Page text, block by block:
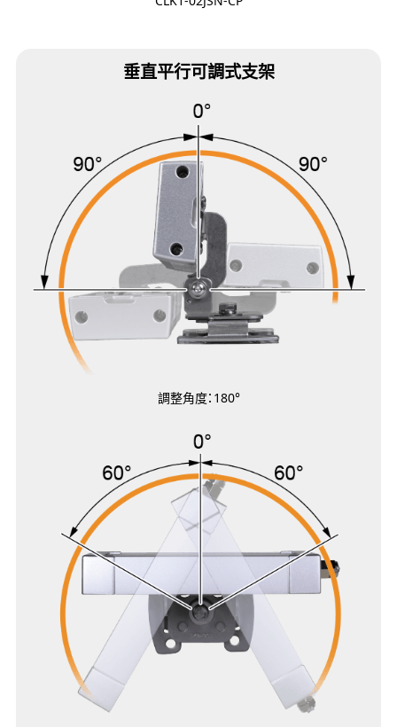
垂直平行可調式支架
調整角度：180°